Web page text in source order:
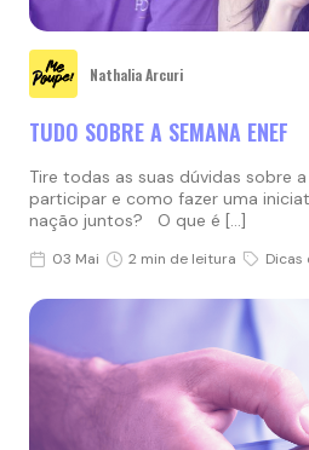
Nathalia Arcuri
TUDO SOBRE A SEMANA ENEF
Tire todas as suas dúvidas sobre a
participar e como fazer uma
nação juntos? O que é […]
03 Mai 2 min de leitura Dicas